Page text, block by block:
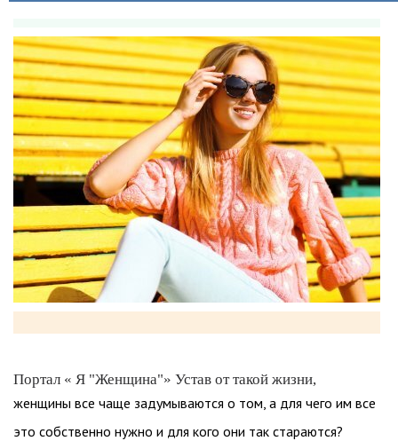
Портал « Я "Женщина"» Устав от такой жизни,
женщины все чаще задумываются о том, а для чего им все
это собственно нужно и для кого они так стараются?